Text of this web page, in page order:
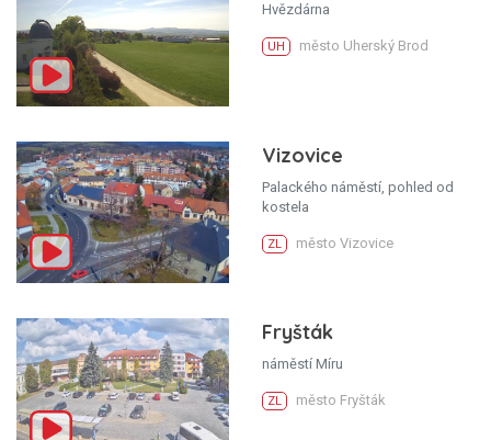
Hvězdárna
UH město Uherský Brod
Vizovice
Palackého náměstí, pohled od
kostela
ZL město Vizovice
Fryšták
náměstí Míru
ZL město Fryšták